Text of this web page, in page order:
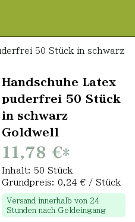
50 Stück in schwarz
Handschuhe Latex
puderfrei 50 Stück
in schwarz
Goldwell
11,78 €*
Inhalt: 50 Stück
Grundpreis: 0,24 € / Stück
Versand innerhalb von 24
Stunden nach Geldeingang